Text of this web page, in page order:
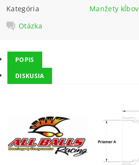
Kategória
Manžety kĺbov
Otázka
POPIS
DISKUSIA